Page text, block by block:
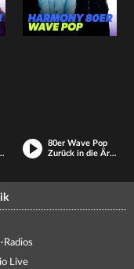
Stimmen nonstop.
80er Wave Pop
Zurück in die Ära der Poprevolution – mit dem 80er Wave Pop Radio.
Live